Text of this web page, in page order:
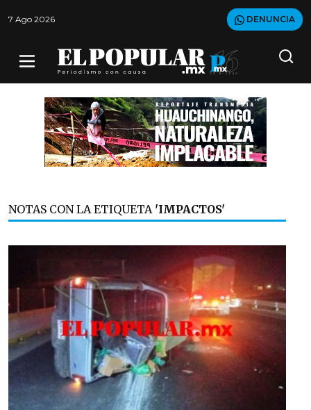
7 Ago 2026 DENUNCIA
NOTAS CON LA ETIQUETA 'IMPACTOS'